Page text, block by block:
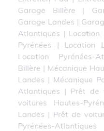
Garage Billère |
Garage Landes |
Atlantiques | Location
Pyrénées | Location
Location Pyrénées-
Billère | Mécanique
Landes | Mécanique
Atlantiques | Prêt de
voitures Hautes-
Landes | Prêt de
Pyrénées-Atlantiques